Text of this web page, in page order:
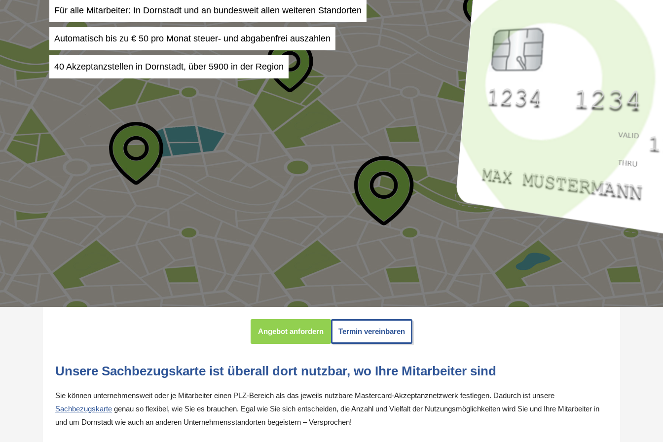
Für alle Mitarbeiter: In Dornstadt und an bundesweit allen weiteren Standorten
Automatisch bis zu € 50 pro Monat steuer- und abgabenfrei auszahlen
40 Akzeptanzstellen in Dornstadt, über 5900 in der Region
Angebot anfordern Termin vereinbaren
Unsere Sachbezugskarte ist überall dort nutzbar, wo Ihre Mitarbeiter sind
Sie können unternehmensweit oder je Mitarbeiter einen PLZ-Bereich als das jeweils nutzbare Mastercard-Akzeptanznetzwerk festlegen. Dadurch ist unsere
Sachbezugskarte genau so flexibel, wie Sie es brauchen. Egal wie Sie sich entscheiden, die Anzahl und Vielfalt der Nutzungsmöglichkeiten wird Sie und Ihre Mitarbeiter in
und um Dornstadt wie auch an anderen Unternehmensstandorten begeistern – Versprochen!